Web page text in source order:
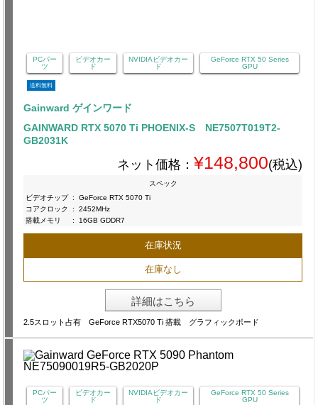
PCパー
ツ
ビデオカー
ド
NVIDIAビデオカー
ド
GeForce RTX 50 Series
GPU
送料無料
Gainward ゲインワード
GAINWARD RTX 5070 Ti PHOENIX-S NE7507T019T2-
GB2031K
ネット価格： ¥148,800(税込)
スペック
ビデオチップ :
GeForce RTX 5070 Ti
コアクロック
:
2452MHz
搭載メモリ
: 16GB GDDR7
在庫状況
在庫なし
詳細はこちら
2.5スロット占有 GeForce RTX5070 Ti 搭載 グラフィックボード
PCパー
ツ
ビデオカー
ド
NVIDIAビデオカー
ド
GeForce RTX 50 Series
GPU